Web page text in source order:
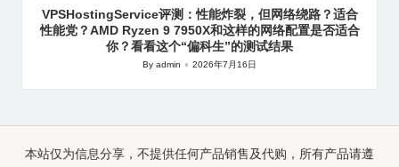
VPSHostingService评测：性能炸裂，但网络绕路？适合
性能党？AMD Ryzen 9 7950X和这样的网络配置是否适合
你？看看这个“偏科生”的测试结果
Posted
Byadmin 2026年7月16日
本站仅为信息分享，不提供任何产品销售及代购，所有产品请遵